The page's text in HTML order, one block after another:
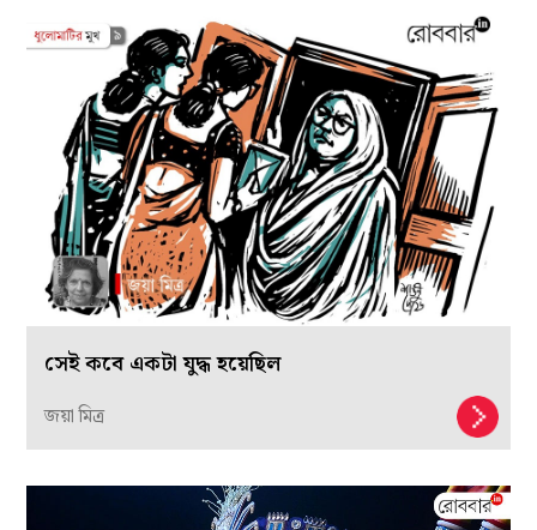
সেই কবে একটা যুদ্ধ হয়েছিল
জয়া মিত্র